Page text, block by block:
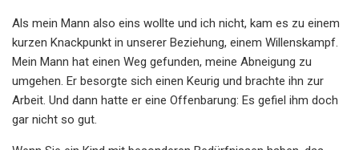
Als mein Mann also eins wollte und ich nicht, kam es zu einem
kurzen Knackpunkt in unserer Beziehung, einem Willenskampf.
Mein Mann hat einen Weg gefunden, meine Abneigung zu
umgehen. Er besorgte sich einen Keurig und brachte ihn zur
Arbeit. Und dann hatte er eine Offenbarung: Es gefiel ihm doch
gar nicht so gut.